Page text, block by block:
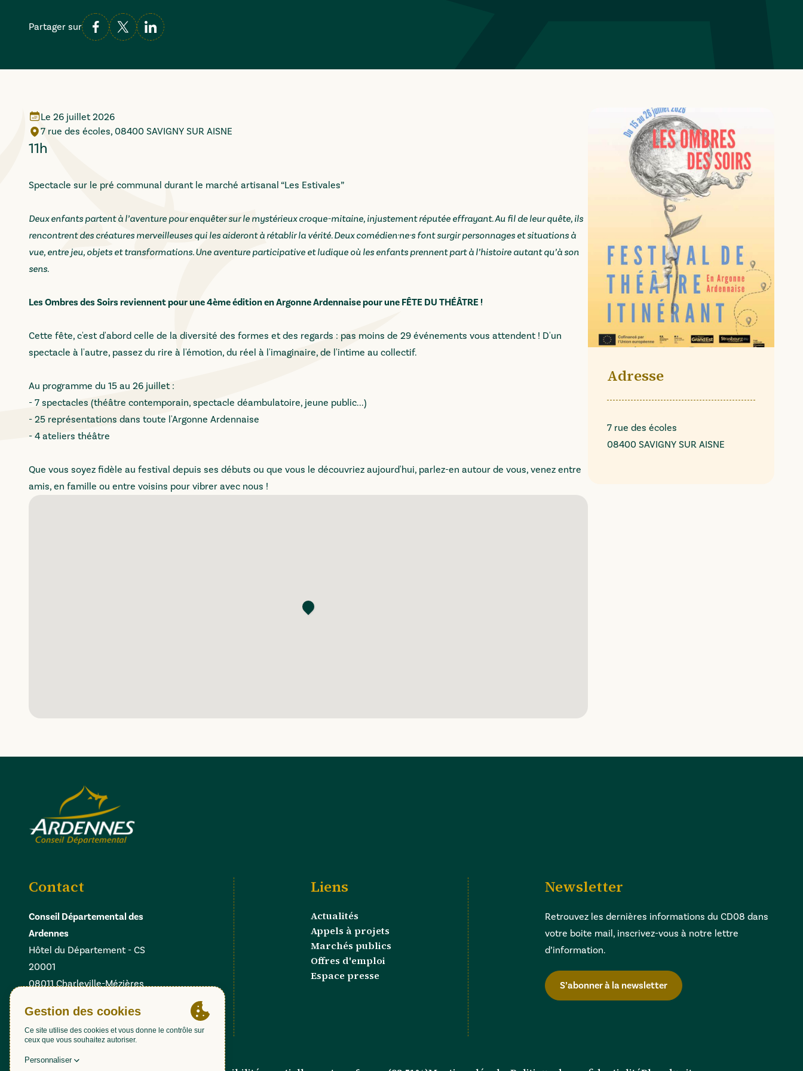
Partager sur
Le 26 juillet 2026
7 rue des écoles, 08400 SAVIGNY SUR AISNE
11h
Spectacle sur le pré communal durant le marché artisanal “Les Estivales”
Deux enfants partent à l’aventure pour enquêter sur le mystérieux croque-mitaine, injustement réputée effrayant. Au fil de leur quête, ils
rencontrent des créatures merveilleuses qui les aideront à rétablir la vérité. Deux comédien·ne·s font surgir personnages et situations à
vue, entre jeu, objets et transformations. Une aventure participative et ludique où les enfants prennent part à l’histoire autant qu’à son
sens.
Les Ombres des Soirs reviennent pour une 4ème édition en Argonne Ardennaise pour une FÊTE DU THÉÂTRE !
Cette fête, c'est d'abord celle de la diversité des formes et des regards : pas moins de 29 événements vous attendent ! D'un
spectacle à l'autre, passez du rire à l'émotion, du réel à l'imaginaire, de l'intime au collectif.
Au programme du 15 au 26 juillet :
- 7 spectacles (théâtre contemporain, spectacle déambulatoire, jeune public...)
- 25 représentations dans toute l'Argonne Ardennaise
- 4 ateliers théâtre
Que vous soyez fidèle au festival depuis ses débuts ou que vous le découvriez aujourd'hui, parlez-en autour de vous, venez entre
amis, en famille ou entre voisins pour vibrer avec nous !
Adresse
7 rue des écoles
08400 SAVIGNY SUR AISNE
Contact
Conseil Départemental des
Ardennes
Hôtel du Département - CS
20001
08011 Charleville-Mézières
FacebookInstagramLinkedin
X
Liens
Actualités
Appels à projets
Marchés publics
Offres d'emploi
Espace presse
Newsletter
Retrouvez les dernières informations du CD08 dans
votre boite mail, inscrivez-vous à notre lettre
d’information.
S’abonner à la newsletter